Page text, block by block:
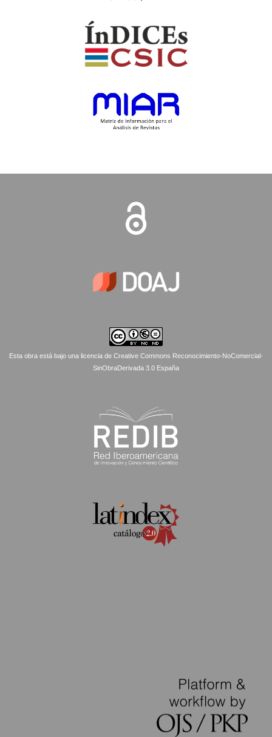
Esta obra está bajo una licencia de Creative Commons Reconocimiento-NoComercial-
SinObraDerivada 3.0 España